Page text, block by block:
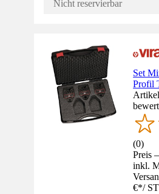
Nicht reservierbar
Set
Profil
(0)
Preis
inkl.
€*/ ST